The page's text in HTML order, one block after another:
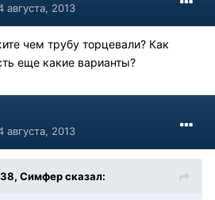
августа, 2013
чем трубу торцевали? Как
еще какие варианты?
августа, 2013
Симфер сказал: